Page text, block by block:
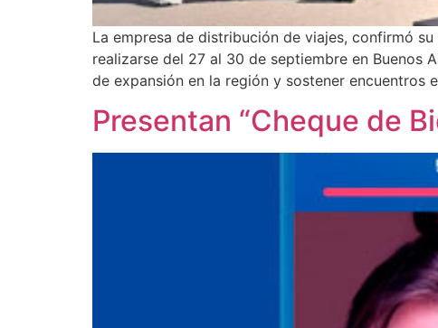
La empresa de distribución de viajes, confirmó
realizarse del 27 al 30 de septiembre en Buenos
de expansión en la región y sostener encuentros
Presentan “Cheque de